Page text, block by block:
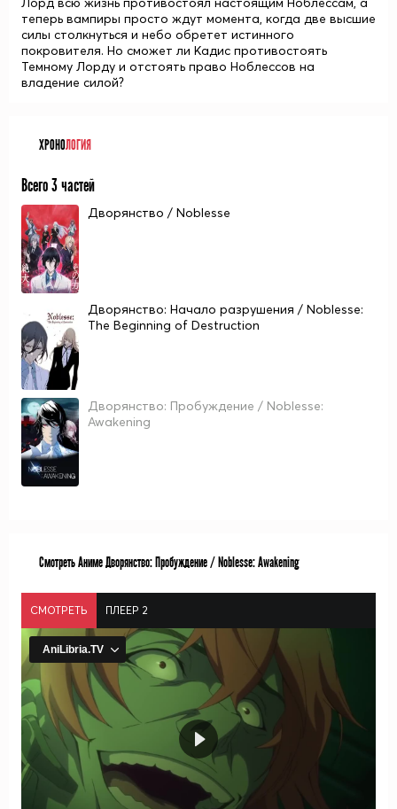
теперь вампиры просто ждут момента, когда две высшие
силы столкнуться и небо обретет истинного
покровителя. Но сможет ли Кадис противостоять
Темному Лорду и отстоять право Ноблессов на
владение силой?
ХРОНОЛОГИЯ
Всего 3 частей
Дворянство / Noblesse
Дворянство: Начало разрушения / Noblesse:
The Beginning of Destruction
Дворянство: Пробуждение / Noblesse:
Awakening
Смотреть Аниме Дворянство: Пробуждение / Noblesse: Awakening
СМОТРЕТЬ ПЛЕЕР 2